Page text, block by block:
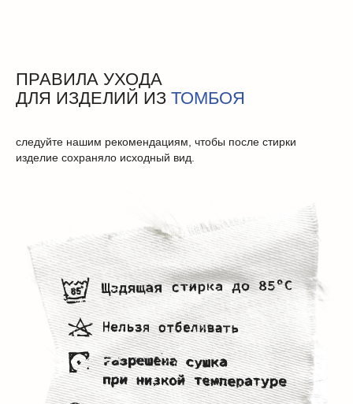
ПРАВИЛА УХОДА
ДЛЯ ИЗДЕЛИЙ ИЗ ТОМБОЯ
следуйте нашим рекомендациям, чтобы после стирки
изделие сохраняло исходный вид.
политика
публичная оферта